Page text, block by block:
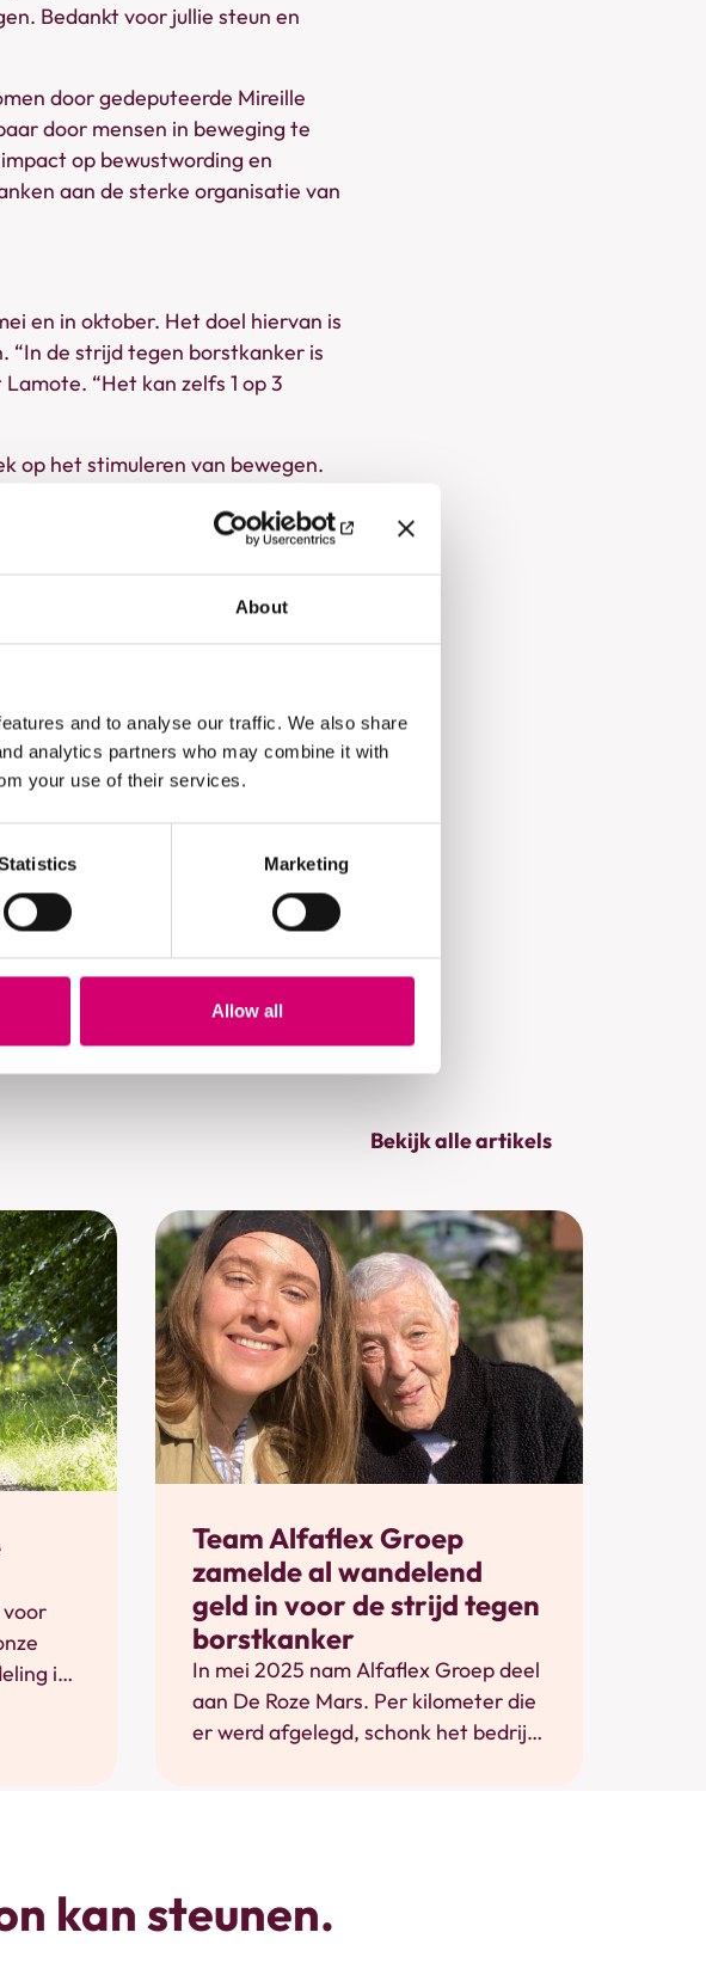
About
and to analyse our traffic. We also share
analytics partners who may combine it with
your use of their services.
Marketing
Allow all
Bedankt voor jullie steun en
door gedeputeerde Mireille
door mensen in beweging te
op bewustwording en
aan de sterke organisatie van
en in oktober. Het doel hiervan is
“In de strijd tegen borstkanker is
“Het kan zelfs 1 op 3
op het stimuleren van bewegen.
worden er ook fondsen mee
laten sponsoren. Op deze
wordt volledig ingezet voor de
vroegtijdige opsporing en
met 31 mei 2026. Inschrijven kan
Bekijk alle artikels
in
Team Alfaflex Groep
zamelde al wandelend
geld in voor de strijd tegen
borstkanker
In mei 2025 nam Alfaflex Groep deel
aan De Roze Mars. Per kilometer die
er werd afgelegd, schonk het bedrijf
kan steunen.